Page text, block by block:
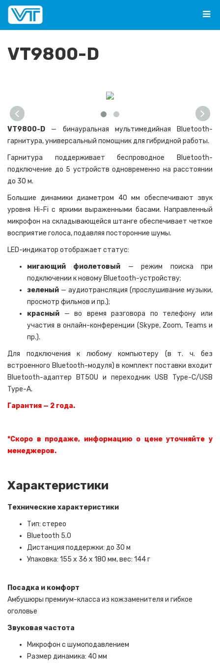
VT9800-D
VT9800-D — бинауральная мультимедийная Bluetooth-
гарнитура, универсальный помощник для гибридной работы.
Гарнитура поддерживает беспроводное Bluetooth-
подключение до 5 устройств одновременно на расстоянии
до 30 м.
Большие динамики диаметром 40 мм обеспечивают звук
уровня Hi-Fi с яркими выраженными басами. Направленный
микрофон на складывающейся штанге обеспечивает четкое
восприятие голоса, подавляя посторонние шумы.
LED-индикатор отображает статус:
мигающий фиолетовый — режим поиска при
подключении к новому Bluetooth-устройству;
зеленый — аудиотрансляция (прослушивание музыки,
просмотр фильмов и пр.);
красный — во время разговора по телефону или
участия в онлайн-конференции (Skype, Zoom, Teams и
пр.).
Для подключения к любому компьютеру (в т. ч. без
встроенного Bluetooth-модуля) в комплект поставки входит
Bluetooth-адаптер BT50U и переходник USB Type-C/USB
Type-A.
Гарантия — 2 года.
*Скоро в продаже, информацию о цене уточняйте у
менеджеров.
Характеристики
Технические характеристики
Тип: стерео
Bluetooth 5.0
Дистанция поддержки: до 30 м
Упаковка: 155 x 36 x 180 мм, вес: 144 г
Посадка и комфорт
Амбушюры премиум-класса из кожзаменителя и гибкое
оголовье
Звуковая частота
Микрофон с шумоподавлением
Размер динамика: 40 мм